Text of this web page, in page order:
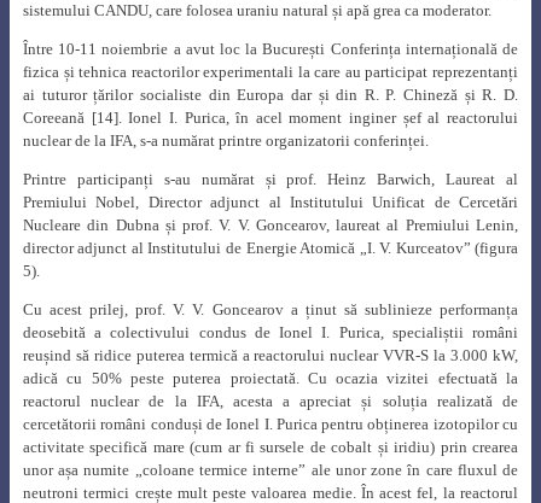
sistemului CANDU, care folosea uraniu natural și apă grea ca moderator.
Între 10-11 noiembrie a avut loc la București Conferința internațională de
fizica și tehnica reactorilor experimentali la care au participat reprezentanți
ai tuturor țărilor socialiste din Europa dar și din R. P. Chineză și R. D.
Coreeană [14]. Ionel I. Purica, în acel moment inginer șef al reactorului
nuclear de la IFA, s-a numărat printre organizatorii conferinței.
Printre participanți s-au numărat și prof. Heinz Barwich, Laureat al
Premiului Nobel, Director adjunct al Institutului Unificat de Cercetări
Nucleare din Dubna și prof. V. V. Goncearov, laureat al Premiului Lenin,
director adjunct al Institutului de Energie Atomică „I. V. Kurceatov” (figura
5).
Cu acest prilej, prof. V. V. Goncearov a ținut să sublinieze performanța
deosebită a colectivului condus de Ionel I. Purica, specialiștii români
reușind să ridice puterea termică a reactorului nuclear VVR-S la 3.000 kW,
adică cu 50% peste puterea proiectată. Cu ocazia vizitei efectuată la
reactorul nuclear de la IFA, acesta a apreciat și soluția realizată de
cercetătorii români conduși de Ionel I. Purica pentru obținerea izotopilor cu
activitate specifică mare (cum ar fi sursele de cobalt și iridiu) prin crearea
unor așa numite „coloane termice interne” ale unor zone în care fluxul de
neutroni termici crește mult peste valoarea medie. În acest fel, la reactorul